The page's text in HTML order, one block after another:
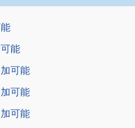
能
可能
可能
可能